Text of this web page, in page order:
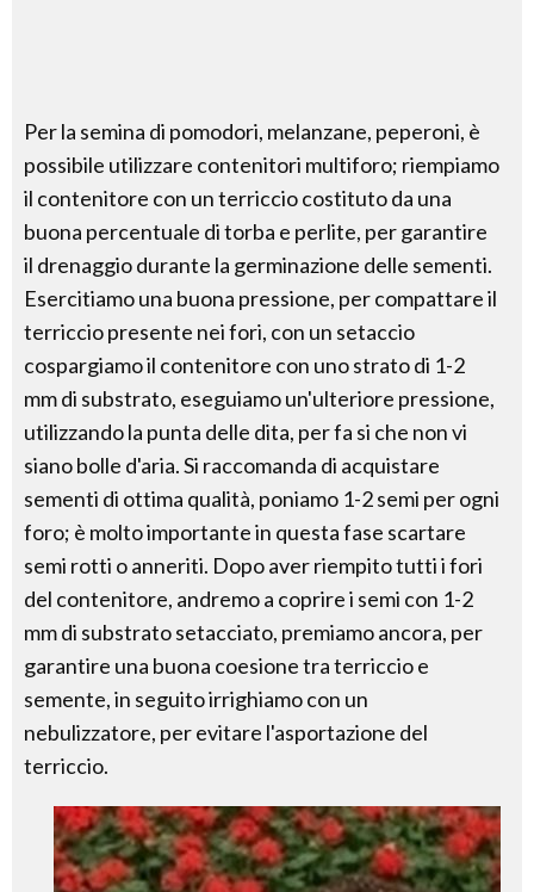
Per la semina di pomodori, melanzane, peperoni, è
possibile utilizzare contenitori multiforo; riempiamo
il contenitore con un terriccio costituto da una
buona percentuale di torba e perlite, per garantire
il drenaggio durante la germinazione delle sementi.
Esercitiamo una buona pressione, per compattare il
terriccio presente nei fori, con un setaccio
cospargiamo il contenitore con uno strato di 1-2
mm di substrato, eseguiamo un'ulteriore pressione,
utilizzando la punta delle dita, per fa si che non vi
siano bolle d'aria. Si raccomanda di acquistare
sementi di ottima qualità, poniamo 1-2 semi per ogni
foro; è molto importante in questa fase scartare
semi rotti o anneriti. Dopo aver riempito tutti i fori
del contenitore, andremo a coprire i semi con 1-2
mm di substrato setacciato, premiamo ancora, per
garantire una buona coesione tra terriccio e
semente, in seguito irrighiamo con un
nebulizzatore, per evitare l'asportazione del
terriccio.